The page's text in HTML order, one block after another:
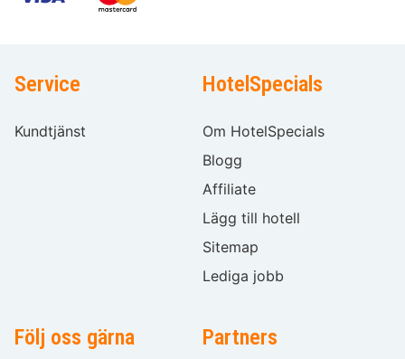
Service
Kundtjänst
HotelSpecials
Om HotelSpecials
Blogg
Affiliate
Lägg till hotell
Sitemap
Lediga jobb
Följ oss gärna Partners